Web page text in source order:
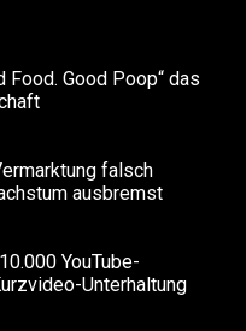
Good Poop“ das
falsch
ausbremst
YouTube-
Unterhaltung